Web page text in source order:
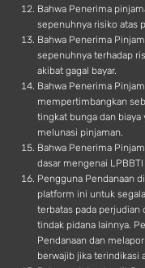
Bahwa Penerima
sepenuhnya risiko atas
Bahwa Penerima
sepenuhnya terhadap
akibat gagal bayar.
Bahwa Penerima
mempertimbangkan
tingkat bunga dan
melunasi pinjaman.
Bahwa Penerima
dasar mengenai
Pengguna Pendanaan
platform ini untuk
terbatas pada perjudian
tindak pidana lainnya.
Pendanaan dan
berwajib jika terindikasi